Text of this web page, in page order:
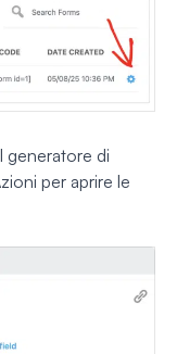
generatore di
per aprire le